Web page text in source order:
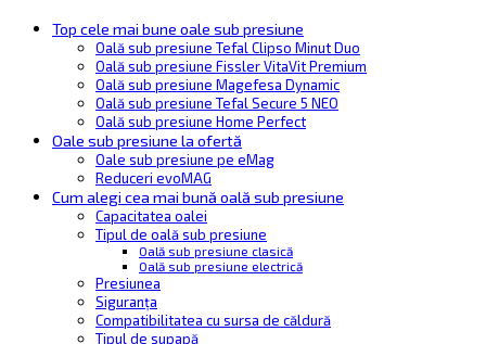
Top cele mai bune oale sub presiune
Oală sub presiune Tefal Clipso Minut Duo
Oală sub presiune Fissler VitaVit Premium
Oală sub presiune Magefesa Dynamic
Oală sub presiune Tefal Secure 5 NEO
Oală sub presiune Home Perfect
Oale sub presiune la ofertă
Oale sub presiune pe eMag
Reduceri evoMAG
Cum alegi cea mai bună oală sub presiune
Capacitatea oalei
Tipul de oală sub presiune
Oală sub presiune clasică
Oală sub presiune electrică
Presiunea
Siguranța
Compatibilitatea cu sursa de căldură
Tipul de supapă